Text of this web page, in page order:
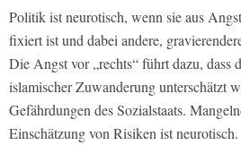
Politik ist neurotisch, wenn sie aus
fixiert ist und dabei andere,
Die Angst vor „rechts“ führt dazu, dass
islamischer Zuwanderung unterschätzt
Gefährdungen des Sozialstaats.
Einschätzung von Risiken ist neurotisch.